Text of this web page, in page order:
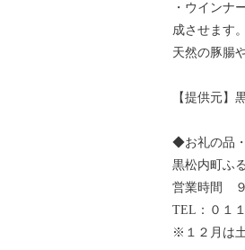
・ウインナ
成させます。
天然の豚腸
【提供元
◆お礼の品
黒松内町ふ
営業時間 ９
TEL：０１
※１２月は